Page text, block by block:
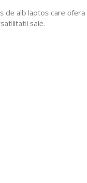
de alb laptos care
sale.